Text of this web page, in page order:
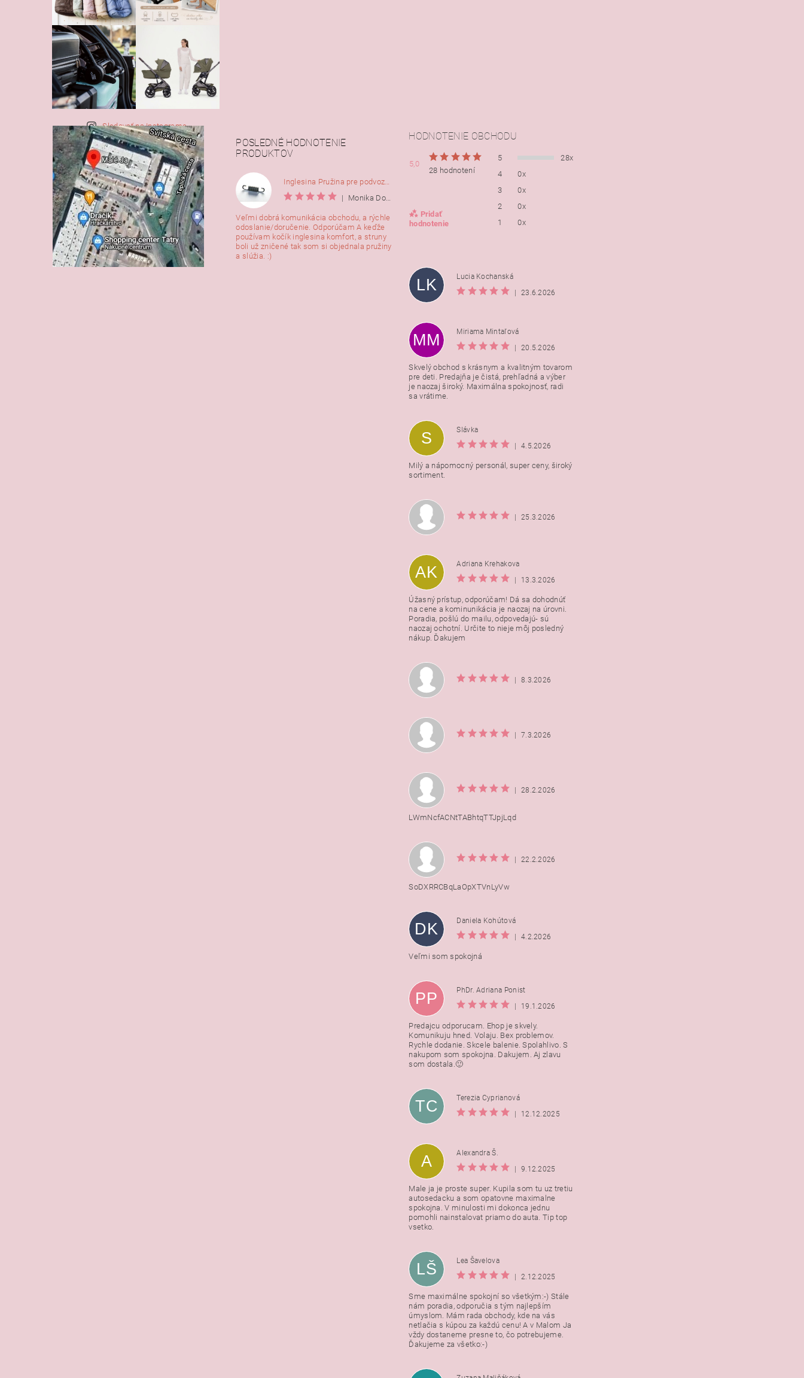
Sledovať na Instagrame
POSLEDNÉ HODNOTENIE
PRODUKTOV
Inglesina Pružina pre podvozok Comfort, 2ks
|
Monika Dorušáková
Veľmi dobrá komunikácia obchodu, a rýchle
odoslanie/doručenie. Odporúčam A keďže
používam kočík inglesina komfort, a struny
boli už zničené tak som si objednala pružiny
a slúžia. :)
HODNOTENIE OBCHODU
5,0
28 hodnotení
Pridať
hodnotenie
5
28x
4
0x
3
0x
2
0x
1
0x
Vložením hodnotenie súhlasíte s
podmienkami ochrany osobných
LK
Lucia Kochanská
23.6.2026
MM
Miriama Mintaľová
20.5.2026
Skvelý obchod s krásnym a kvalitným tovarom
pre deti. Predajňa je čistá, prehľadná a výber
je naozaj široký. Maximálna spokojnosť, radi
sa vrátime.
S
Slávka
4.5.2026
Milý a nápomocný personál, super ceny, široký
sortiment.
25.3.2026
AK
Adriana Krehakova
13.3.2026
Úžasný prístup, odporúčam! Dá sa dohodnúť
na cene a kominunikácia je naozaj na úrovni.
Poradia, pošlú do mailu, odpovedajú- sú
naozaj ochotní. Určite to nieje môj posledný
nákup. Ďakujem
8.3.2026
7.3.2026
28.2.2026
LWmNcfACNtTABhtqTTJpjLqd
22.2.2026
SoDXRRCBqLaOpXTVnLyVw
DK
Daniela Kohútová
4.2.2026
Veľmi som spokojná
PP
PhDr. Adriana Ponist
19.1.2026
Predajcu odporucam. Ehop je skvely.
Komunikuju hned. Volaju. Bex problemov.
Rychle dodanie. Skcele balenie. Spolahlivo. S
nakupom som spokojna. Dakujem. Aj zlavu
som dostala.🙂
TC
Terezia Cyprianová
12.12.2025
A
Alexandra Š.
9.12.2025
Male ja je proste super. Kupila som tu uz tretiu
autosedacku a som opatovne maximalne
spokojna. V minulosti mi dokonca jednu
pomohli nainstalovat priamo do auta. Tip top
vsetko.
LŠ
Lea Šavelova
2.12.2025
Sme maximálne spokojní so všetkým:-) Stále
nám poradia, odporučia s tým najlepším
úmyslom. Mám rada obchody, kde na vás
netlačia s kúpou za každú cenu! A v Malom Ja
vždy dostaneme presne to, čo potrebujeme.
Ďakujeme za všetko:-)